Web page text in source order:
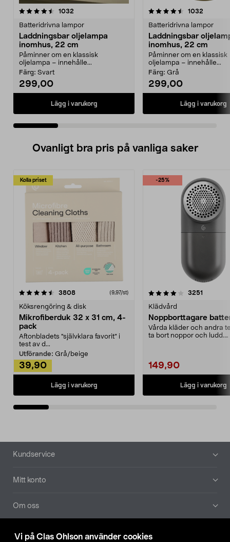
Vi på Clas Ohlson använder cookies
1032
Batteridrivna lampor
Laddningsbar oljelampa
inomhus, 22 cm
Påminner om en klassisk
oljelampa – innehålle...
Färg: Svart
299,00
Lägg i varukorg
4.5 av 5 stjärnor 1032
Batteridrivna lampor
Laddningsbar
inomhus, 22 cm
Påminner om en klassisk
oljelampa – innehålle...
Färg: Grå
299,00
Lägg i varukorg
3.5 av 5 stjärnor
Ovanligt bra pris på vanliga saker
Kolla priset
3808recensioner (9,97/st)
Köksrengöring & disk
Mikrofiberduk 32 x 31 cm, 4-
pack
Aftonbladets "självklara favorit” i
test av d...
Utförande: Grå/beige
39,90
Lägg i varukorg
-25%
4.0av 5 stjärnor 3251
Klädvård
Noppborttagare
Vårda kläder och andra
ta bort noppor och ludd.
149,90
Lägg i varukorg
4.5av 5 stjärnor
Sidfot
Kundservice
Mitt konto
Om oss
Aktuellt